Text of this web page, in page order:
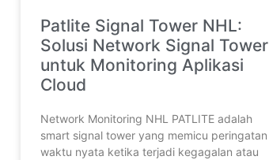
Patlite Signal Tower NHL:
Solusi Network Signal Tower
untuk Monitoring Aplikasi
Cloud
Network Monitoring NHL PATLITE adalah
smart signal tower yang memicu peringatan
waktu nyata ketika terjadi kegagalan atau